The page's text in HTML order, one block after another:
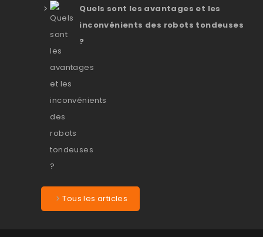
Quels sont les avantages et les
inconvénients des robots tondeuses
?
Tous les articles